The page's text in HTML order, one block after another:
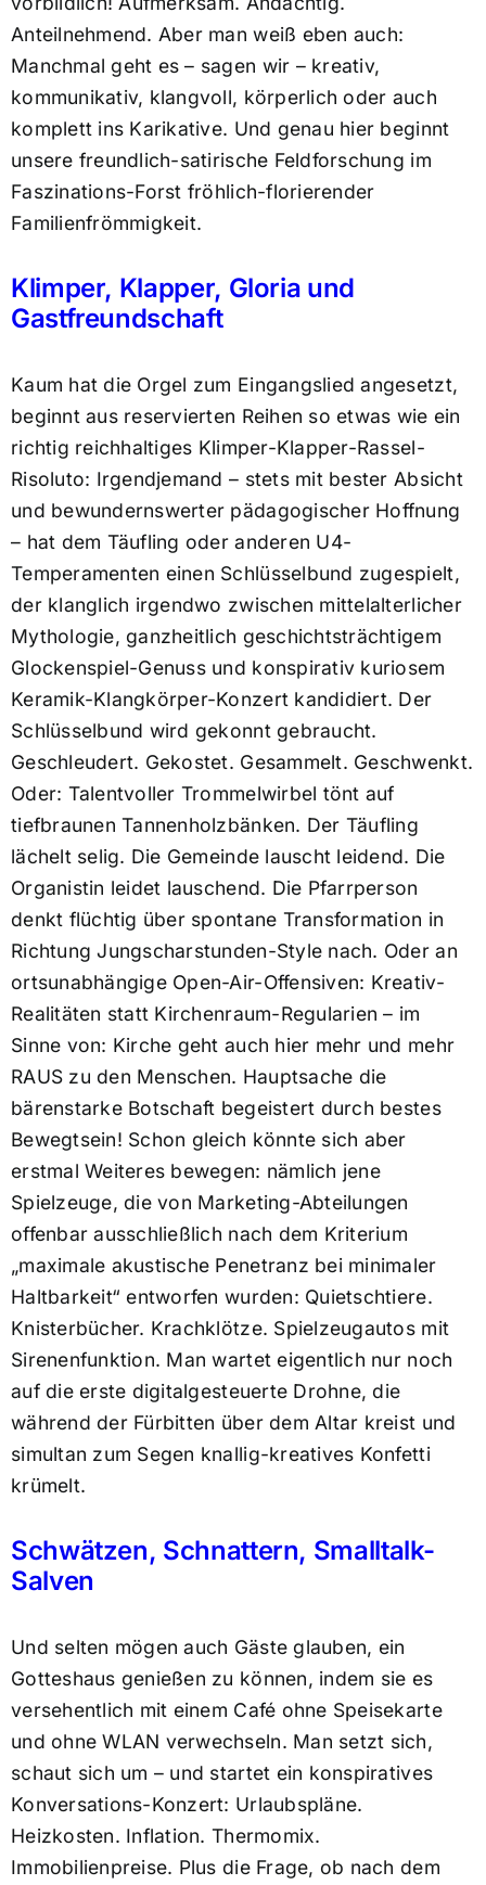
Anteilnehmend. Aber man weiß eben auch:
Manchmal geht es – sagen wir – kreativ,
kommunikativ, klangvoll, körperlich oder auch
komplett ins Karikative. Und genau hier beginnt
unsere freundlich-satirische Feldforschung im
Faszinations-Forst fröhlich-florierender
Familienfrömmigkeit.
Klimper, Klapper, Gloria und
Gastfreundschaft
Kaum hat die Orgel zum Eingangslied angesetzt,
beginnt aus reservierten Reihen so etwas wie ein
richtig reichhaltiges Klimper-Klapper-Rassel-
Risoluto: Irgendjemand – stets mit bester Absicht
und bewundernswerter pädagogischer Hoffnung
– hat dem Täufling oder anderen U4-
Temperamenten einen Schlüsselbund zugespielt,
der klanglich irgendwo zwischen mittelalterlicher
Mythologie, ganzheitlich geschichtsträchtigem
Glockenspiel-Genuss und konspirativ kuriosem
Keramik-Klangkörper-Konzert kandidiert. Der
Schlüsselbund wird gekonnt gebraucht.
Geschleudert. Gekostet. Gesammelt. Geschwenkt.
Oder: Talentvoller Trommelwirbel tönt auf
tiefbraunen Tannenholzbänken. Der Täufling
lächelt selig. Die Gemeinde lauscht leidend. Die
Organistin leidet lauschend. Die Pfarrperson
denkt flüchtig über spontane Transformation in
Richtung Jungscharstunden-Style nach. Oder an
ortsunabhängige Open-Air-Offensiven: Kreativ-
Realitäten statt Kirchenraum-Regularien – im
Sinne von: Kirche geht auch hier mehr und mehr
RAUS zu den Menschen. Hauptsache die
bärenstarke Botschaft begeistert durch bestes
Bewegtsein! Schon gleich könnte sich aber
erstmal Weiteres bewegen: nämlich jene
Spielzeuge, die von Marketing-Abteilungen
offenbar ausschließlich nach dem Kriterium
„maximale akustische Penetranz bei minimaler
Haltbarkeit“ entworfen wurden: Quietschtiere.
Knisterbücher. Krachklötze. Spielzeugautos mit
Sirenenfunktion. Man wartet eigentlich nur noch
auf die erste digitalgesteuerte Drohne, die
während der Fürbitten über dem Altar kreist und
simultan zum Segen knallig-kreatives Konfetti
krümelt.
Schwätzen, Schnattern, Smalltalk-
Salven
Und selten mögen auch Gäste glauben, ein
Gotteshaus genießen zu können, indem sie es
versehentlich mit einem Café ohne Speisekarte
und ohne WLAN verwechseln. Man setzt sich,
schaut sich um – und startet ein konspiratives
Konversations-Konzert: Urlaubspläne.
Heizkosten. Inflation. Thermomix.
Immobilienpreise. Plus die Frage, ob nach dem